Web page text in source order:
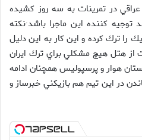
در تمرينات به سه روز كشيده
كننده اين ماجرا باشد·نكته
را ترك كرده و اين كار به اين دليل
از هتل هيچ مشكلي براي ترك ايران
هوار و پرسپوليس همچنان ادامه
در اين تيم هم بازيكني خبرساز و